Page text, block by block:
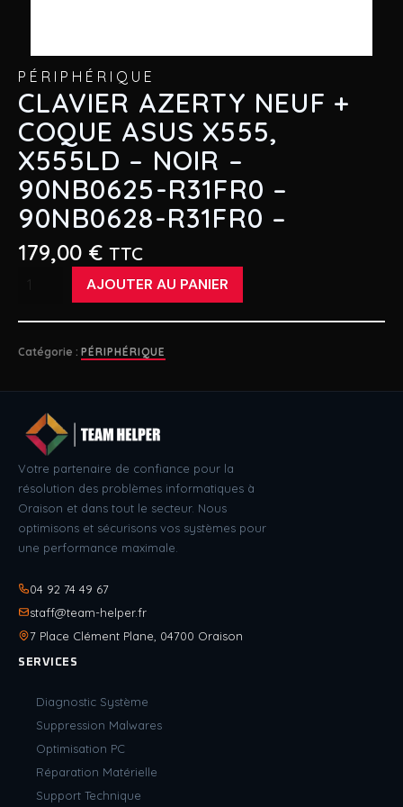
PÉRIPHÉRIQUE
CLAVIER AZERTY NEUF +
COQUE ASUS X555,
X555LD – NOIR –
90NB0625-R31FR0 –
90NB0628-R31FR0 –
179,00 € TTC
quantité
CLAVIER
AZERTY
+
COQUE
ASUS
X555,
X555LD
-
NOIR
90NB0625-
R31FR0
-
AJOUTER AU PANIER
Catégorie : PÉRIPHÉRIQUE
Votre partenaire de confiance pour la
résolution des problèmes informatiques à
Oraison et dans tout le secteur. Nous
optimisons et sécurisons vos systèmes pour
une performance maximale.
04 92 74 49 67
staff@team-helper.fr
7 Place Clément Plane, 04700 Oraison
SERVICES
Diagnostic Système
Suppression Malwares
Optimisation PC
Réparation Matérielle
Support Technique